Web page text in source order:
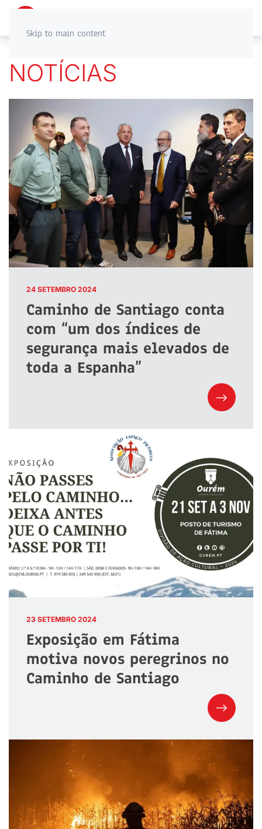
Skip to main content
NOTÍCIAS
24 SETEMBRO 2024
Caminho de Santiago conta
com “um dos índices de
segurança mais elevados de
toda a Espanha”
23 SETEMBRO 2024
Exposição em Fátima
motiva novos peregrinos no
Caminho de Santiago